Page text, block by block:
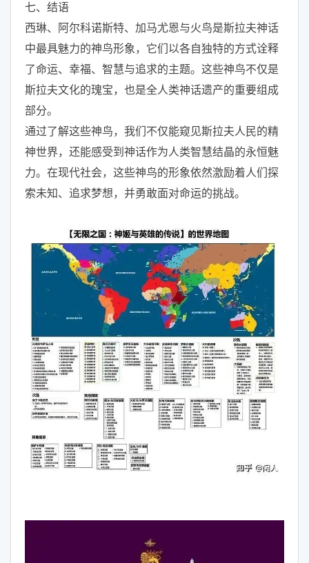
七、结语
西琳、阿尔科诺斯特、加马尤恩与火鸟是斯拉夫神话
中最具魅力的神鸟形象，它们以各自独特的方式诠释
了命运、幸福、智慧与追求的主题。这些神鸟不仅是
斯拉夫文化的瑰宝，也是全人类神话遗产的重要组成
部分。
通过了解这些神鸟，我们不仅能窥见斯拉夫人民的精
神世界，还能感受到神话作为人类智慧结晶的永恒魅
力。在现代社会，这些神鸟的形象依然激励着人们探
索未知、追求梦想，并勇敢面对命运的挑战。